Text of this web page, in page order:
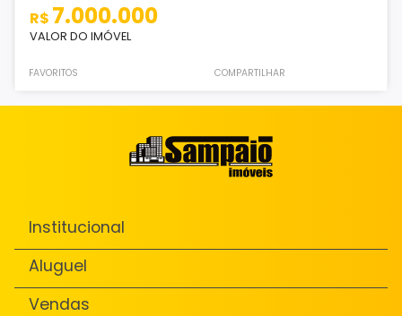
R$ 7.000.000
VALOR DO IMÓVEL
FAVORITOS COMPARTILHAR
Institucional
Aluguel
Vendas